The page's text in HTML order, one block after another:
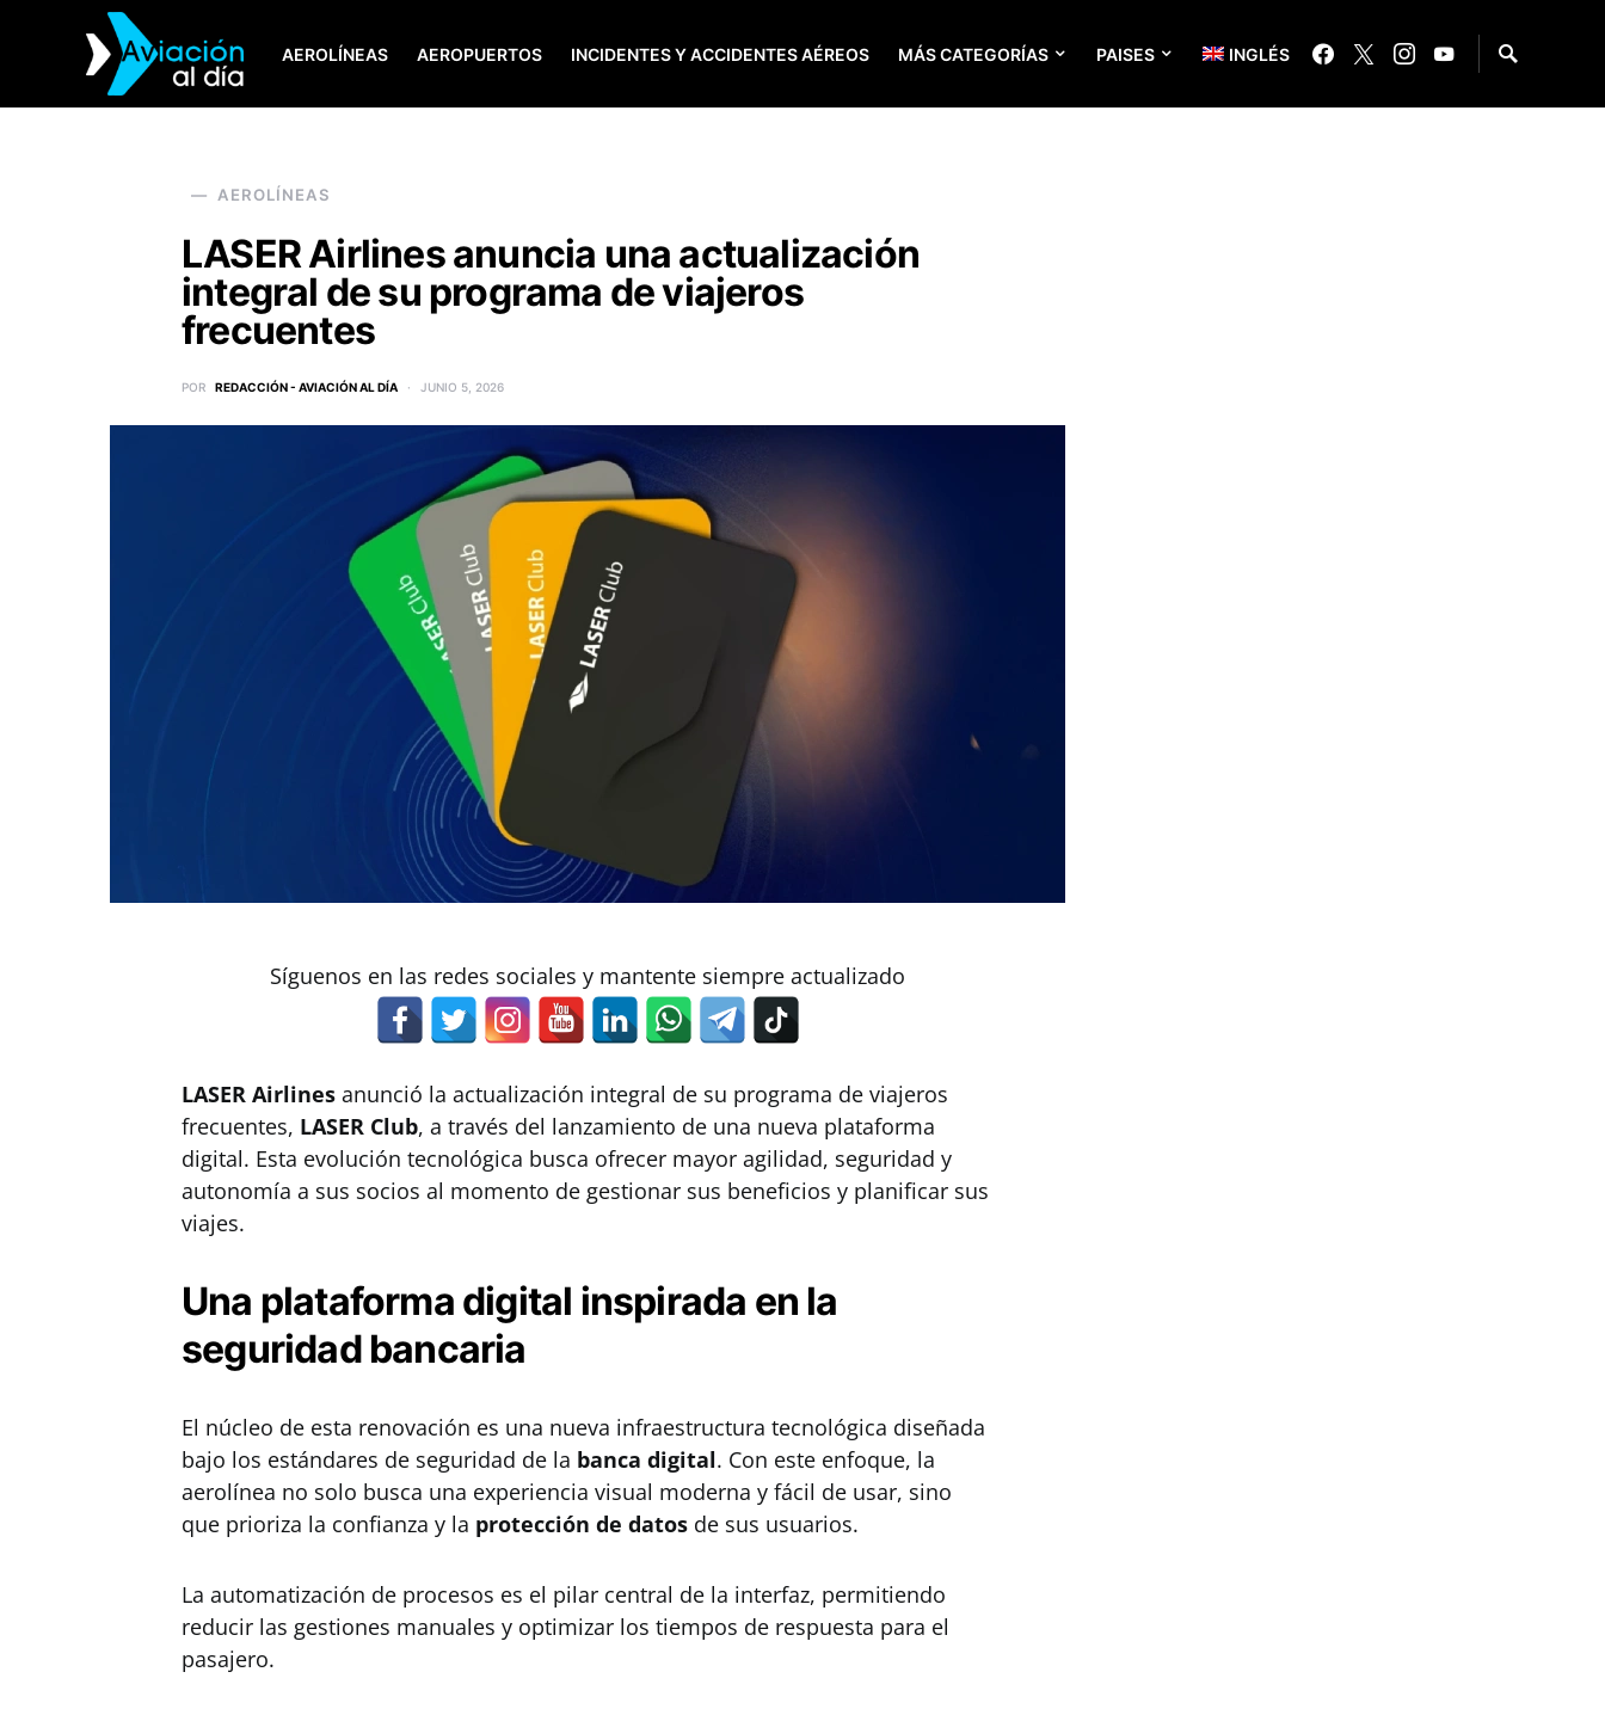
AEROLÍNEAS AEROPUERTOS INCIDENTES Y ACCIDENTES AÉREOS MÁS CATEGORÍAS PAISES INGLÉS
SEARCH FOR:
AEROLÍNEAS
LASER Airlines anuncia una actualización
integral de su programa de viajeros
frecuentes
POR REDACCIÓN - AVIACIÓN AL DÍA JUNIO 5, 2026
Síguenos en las redes sociales y mantente siempre actualizado
LASER Airlines anunció la actualización integral de su programa de viajeros
frecuentes, LASER Club, a través del lanzamiento de una nueva plataforma
digital. Esta evolución tecnológica busca ofrecer mayor agilidad, seguridad y
autonomía a sus socios al momento de gestionar sus beneficios y planificar sus
viajes.
Una plataforma digital inspirada en la
seguridad bancaria
El núcleo de esta renovación es una nueva infraestructura tecnológica diseñada
bajo los estándares de seguridad de la banca digital. Con este enfoque, la
aerolínea no solo busca una experiencia visual moderna y fácil de usar, sino
que prioriza la confianza y la protección de datos de sus usuarios.
La automatización de procesos es el pilar central de la interfaz, permitiendo
reducir las gestiones manuales y optimizar los tiempos de respuesta para el
pasajero.